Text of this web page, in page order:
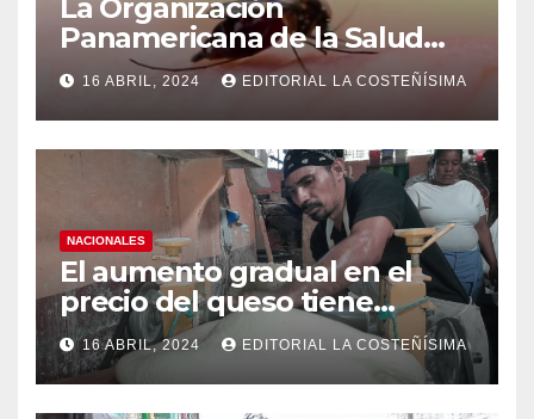
La Organización
Panamericana de la Salud
(OPS), recomienda reforzar
medidas ante el aumento de
casos de dengue
16 ABRIL, 2024 EDITORIAL LA COSTEÑÍSIMA
NACIONALES
El aumento gradual en el
precio del queso tiene
efectos a las Panaderias
16 ABRIL, 2024 EDITORIAL LA COSTEÑÍSIMA